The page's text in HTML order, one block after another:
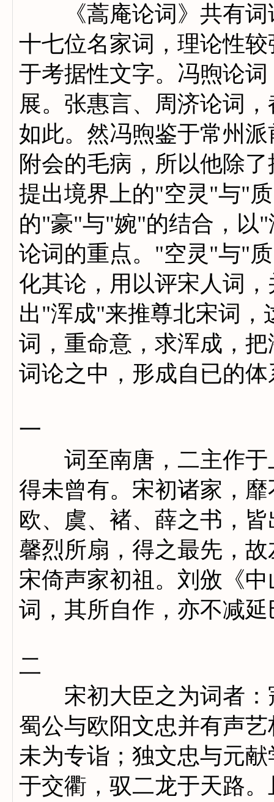
《蒿庵论词》共有词
十七位名家词，理论性
于考据性文字。冯煦论
展。张惠言、周济论词
如此。然冯煦鉴于常州
附会的毛病，所以他除
提出境界上的"空灵"与"
的"豪"与"婉"的结合，以
论词的重点。"空灵"与"
化其论，用以评宋人词
出"浑成"来推尊北宋词，
词，重命意，求浑成，
词论之中，形成自已的体
一
词至南唐，二主作于
得未曾有。宋初诸家，
欧、虞、褚、薛之书，
馨烈所扇，得之最先，
宋倚声家初祖。刘攽《
词，其所自作，亦不减
二
宋初大臣之为词者：
蜀公与欧阳文忠并有声
未为专诣；独文忠与元
于交衢，驭二龙于天路